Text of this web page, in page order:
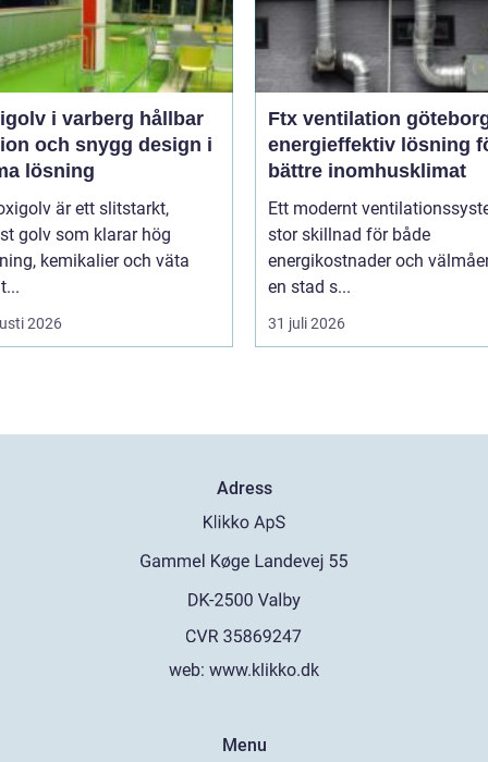
i varberg hållbar
och snygg design i
lösning
är ett slitstarkt,
golv som klarar hög
kemikalier och väta
2026
Ftx ventilation
energieffektiv lösning
bättre inomhusklimat
Ett modernt
stor skillnad för både
energikostnader och
en stad s...
31 juli 2026
Adress
web: www.klikko.dk
Menu